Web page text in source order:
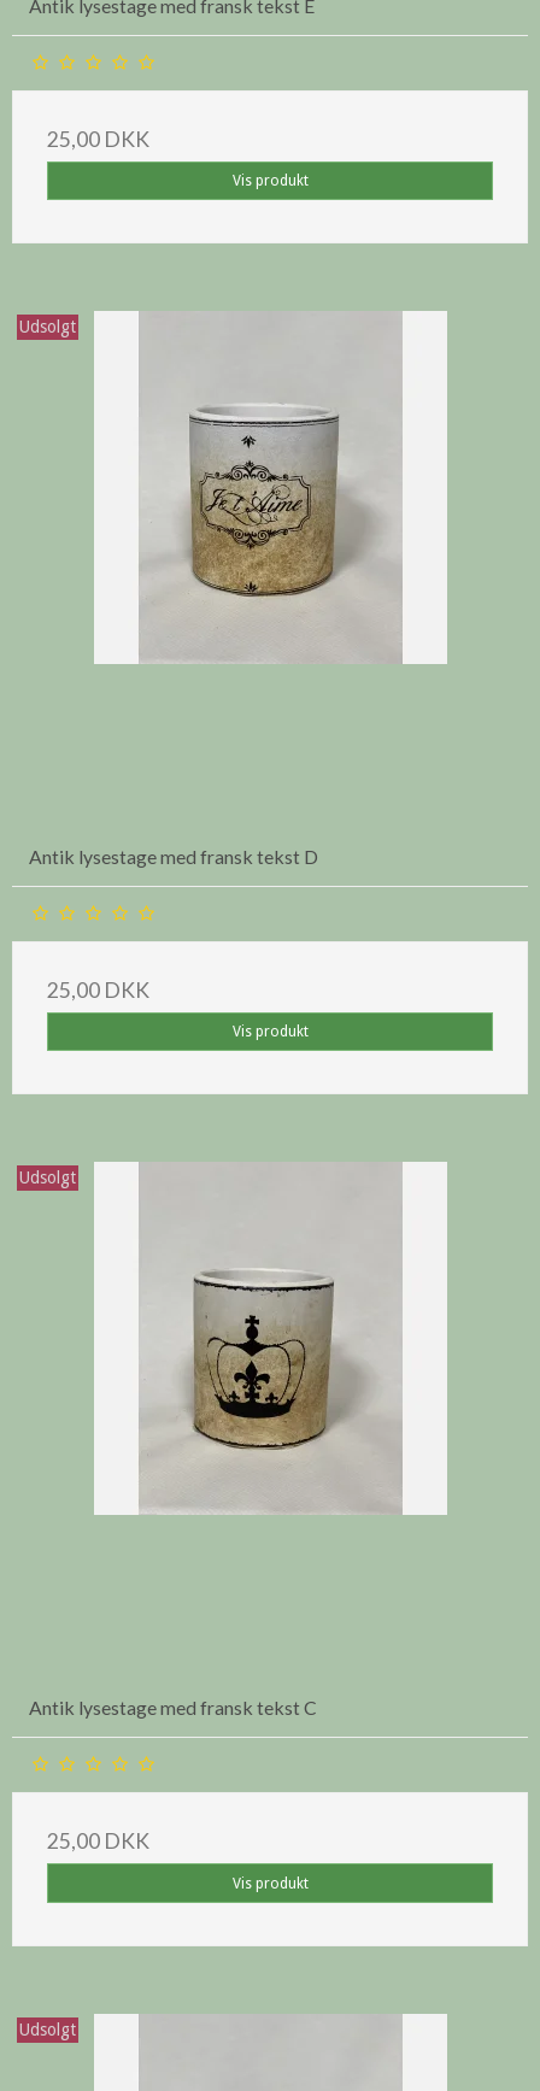
Antik lysestage med fransk tekst E
25,00 DKK
Vis produkt
Udsolgt
Antik lysestage med fransk tekst D
25,00 DKK
Vis produkt
Udsolgt
Antik lysestage med fransk tekst C
25,00 DKK
Vis produkt
Udsolgt